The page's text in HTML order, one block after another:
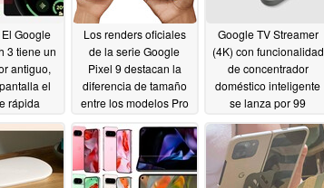
Google
3 tiene un
antiguo,
el
rápida
2024
Los renders oficiales
de la serie Google
Pixel 9 destacan la
diferencia de tamaño
entre los modelos Pro
Google TV Streamer
(4K) con funcionalidad
de concentrador
doméstico inteligente
se lanza por 99
08/07/2024